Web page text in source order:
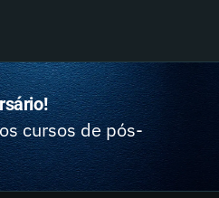
cursos de pós-